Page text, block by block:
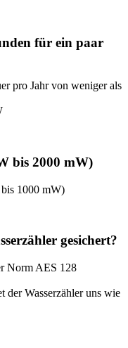
für ein paar
pro Jahr von weniger als
bis 2000 mW)
1000 mW)
gesichert?
Norm AES 128
der Wasserzähler uns wie